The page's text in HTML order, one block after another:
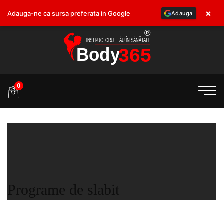
0
Programe de slabit
Adauga-ne ca sursa preferata in Google Adauga ×